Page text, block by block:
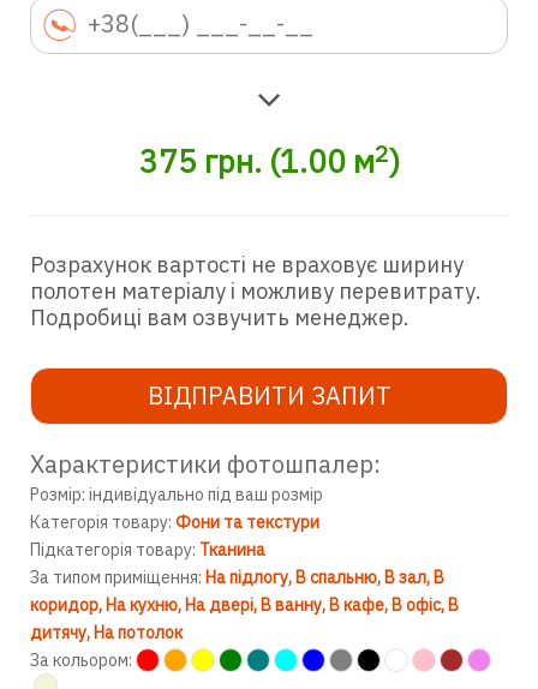
375 грн. (1.00м2)
Розрахунок вартості не враховує ширину
полотен матеріалу і можливу перевитрату.
Подробиці вам озвучить менеджер.
ВІДПРАВИТИ ЗАПИТ
Характеристики фотошпалер:
Розмір: індивідуально під ваш розмір
Категорія товару: Фони та текстури
Підкатегорія товару: Тканина
За типом приміщення: На підлогу В спальню В зал В
коридор На кухню На двері В ванну В кафе В офіс В
дитячу На потолок
За кольором: